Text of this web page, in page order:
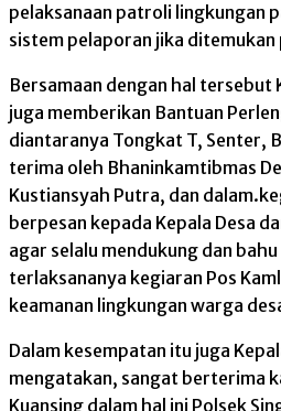
pelaksanaan patroli lingkungan
sistem pelaporan jika
Bersamaan dengan hal tersebut
juga memberikan Bantuan
diantaranya Tongkat T, Senter,
terima oleh Bhaninkamtibmas
Kustiansyah Putra, dan
berpesan kepada Kepala Desa
agar selalu mendukung dan
terlaksananya kegiaran Pos
keamanan lingkungan warga
Dalam kesempatan itu juga
mengatakan, sangat berterima
Kuansing dalam hal ini Polsek